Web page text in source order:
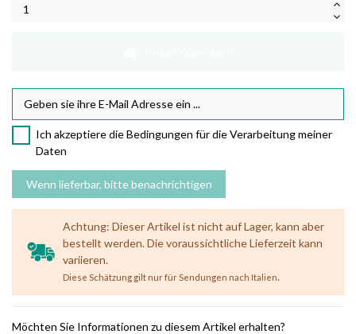
Ich akzeptiere die Bedingungen für die Verarbeitung meiner
Daten
Achtung: Dieser Artikel ist nicht auf Lager, kann aber
bestellt werden. Die voraussichtliche Lieferzeit kann
variieren.
Diese Schätzung gilt nur für Sendungen nach Italien.
Möchten Sie Informationen zu diesem Artikel erhalten?